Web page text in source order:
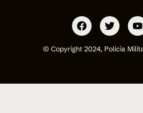
© Copyright 2024, Polícia